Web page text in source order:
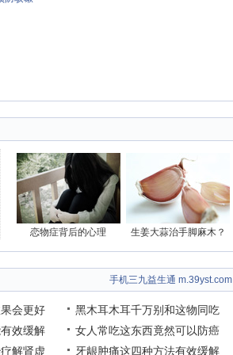
恋物症背后的心理 生姜大蒜治手脚麻木？
手机三九益生通 m.39yst.com
会更好
效缓解
解肾虚
黑木耳木耳千万别和这物同吃
女人常吃这东西竟然可以防癌
牙龈肿痛这四种方法有效缓解